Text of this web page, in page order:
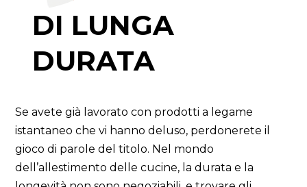
DI LUNGA
DURATA
Se avete già lavorato con prodotti a legame
istantaneo che vi hanno deluso, perdonerete il
gioco di parole del titolo. Nel mondo
dell’allestimento delle cucine, la durata e la